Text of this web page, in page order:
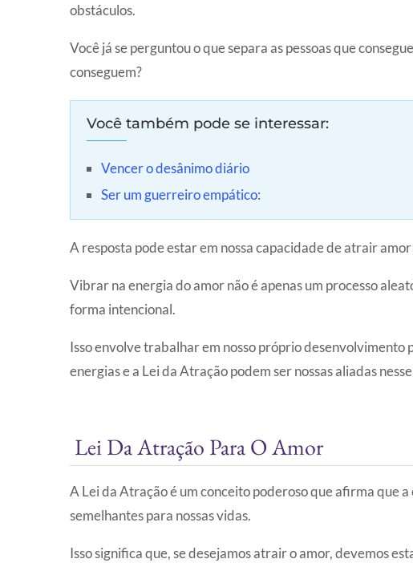
obstáculos.
Você já se perguntou o que separa as pessoas que
conseguem?
Você também pode se interessar:
Vencer o desânimo diário
Ser um guerreiro empático:
A resposta pode estar em nossa capacidade de atrair
Vibrar na energia do amor não é apenas um processo
forma intencional.
Isso envolve trabalhar em nosso próprio desenvolvimento
energias e a Lei da Atração podem ser nossas aliadas
Lei Da Atração Para O Amor
A Lei da Atração é um conceito poderoso que afirma que
semelhantes para nossas vidas.
Isso significa que, se desejamos atrair o amor, devemos